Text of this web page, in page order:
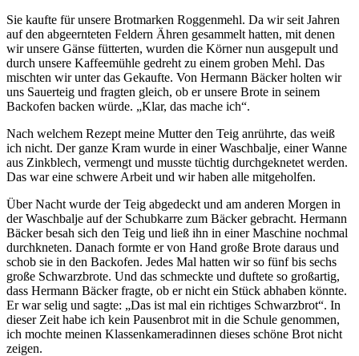
Sie kaufte für unsere Brotmarken Roggenmehl. Da wir seit Jahren
auf den abgeernteten Feldern Ähren gesammelt hatten, mit denen
wir unsere Gänse fütterten, wurden die Körner nun ausgepult und
durch unsere Kaffeemühle gedreht zu einem groben Mehl. Das
mischten wir unter das Gekaufte. Von Hermann Bäcker holten wir
uns Sauerteig und fragten gleich, ob er unsere Brote in seinem
Backofen backen würde.
Klar, das mache ich .
Nach welchem Rezept meine Mutter den Teig anrührte, das weiß
ich nicht. Der ganze Kram wurde in einer Waschbalje, einer Wanne
aus Zinkblech, vermengt und musste tüchtig durchgeknetet werden.
Das war eine schwere Arbeit und wir haben alle mitgeholfen.
Über Nacht wurde der Teig abgedeckt und am anderen Morgen in
der Waschbalje auf der Schubkarre zum Bäcker gebracht. Hermann
Bäcker besah sich den Teig und ließ ihn in einer Maschine nochmal
durchkneten. Danach formte er von Hand große Brote daraus und
schob sie in den Backofen. Jedes Mal hatten wir so fünf bis sechs
große Schwarzbrote. Und das schmeckte und duftete so großartig,
dass Hermann Bäcker fragte, ob er nicht ein Stück abhaben könnte.
Er war selig und sagte:
Das ist mal ein richtiges Schwarzbrot . In
dieser Zeit habe ich kein Pausenbrot mit in die Schule genommen,
ich mochte meinen Klassenkameradinnen dieses schöne Brot nicht
zeigen.